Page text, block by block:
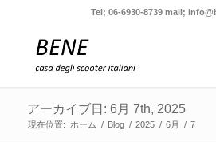
Tel; 06-6930-8739 mail;
アーカイブ日: 6月 7th, 2025
現在位置: ホーム / Blog / 2025 / 6月 / 7